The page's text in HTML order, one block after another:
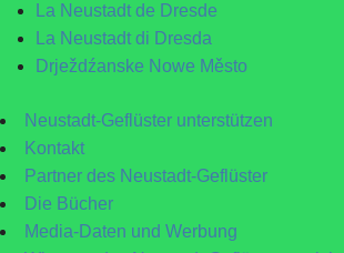
La Neustadt de Dresde
La Neustadt di Dresda
Drježdźanske Nowe Město
Neustadt-Geflüster unterstützen
Kontakt
Partner des Neustadt-Geflüster
Die Bücher
Media-Daten und Werbung